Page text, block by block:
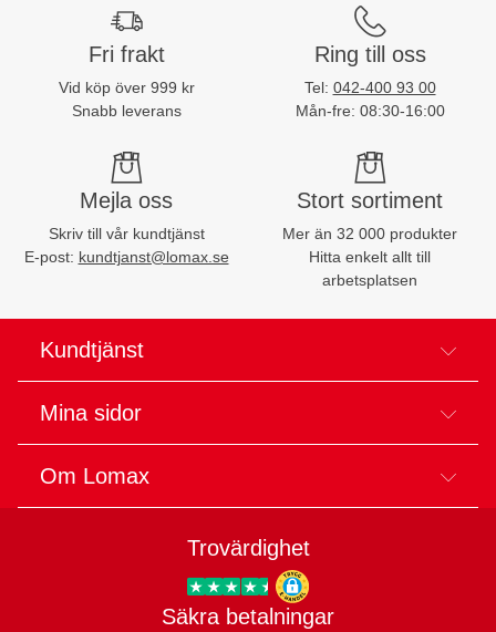
Fri frakt
Vid köp över 999 kr
Snabb leverans
Ring till oss
Tel: 042-400 93 00
Mån-fre: 08:30-16:00
Mejla oss
Skriv till vår kundtjänst
E-post: kundtjanst@lomax.se
Stort sortiment
Mer än 32 000 produkter
Hitta enkelt allt till
arbetsplatsen
Kundtjänst
Mina sidor
Om Lomax
Trovärdighet
Trygg E-handel
Säkra betalningar